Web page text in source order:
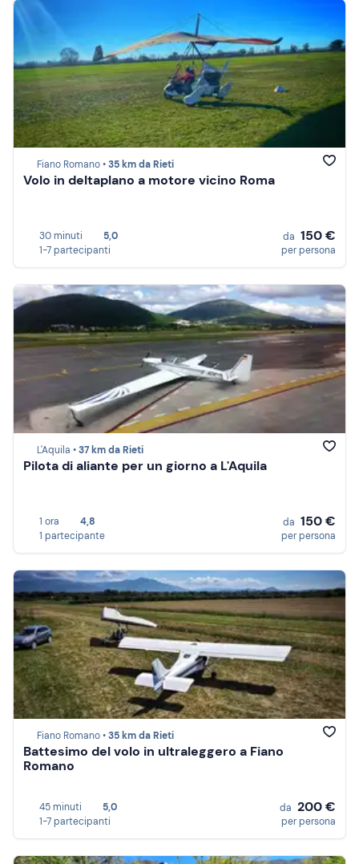
Fiano Romano •35 km da Rieti
Volo in deltaplano a motore vicino Roma
30 minuti
5,0
1-7 partecipanti
da 150 €
per persona
L'Aquila •37 km da Rieti
Pilota di aliante per un giorno a L'Aquila
1 ora
4,8
1 partecipante
da 150 €
per persona
Fiano Romano •35 km da Rieti
Battesimo del volo in ultraleggero a Fiano
Romano
45 minuti
5,0
1-7 partecipanti
da 200 €
per persona